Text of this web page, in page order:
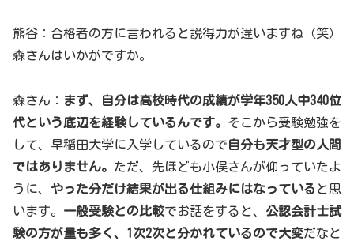
熊谷：合格者の方に言われると説得力が違いますね（笑）
森さんはいかがですか。
森さん： まず、自分は高校時代の成績が学年350人中340位
代という底辺を経験しているんです。 そこから受験勉強を
して、早稲田大学に入学しているので自分も天才型の人間
ではありません。 ただ、先ほども小俣さんが仰っていたよ
うに、 やった分だけ結果が出る仕組みにはなっている と思
います。 一般受験との比較でお話をすると、 公認会計士試
験の方が量も多く、1次2次と分かれているので大変だなと